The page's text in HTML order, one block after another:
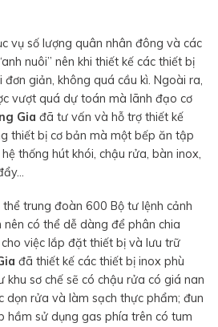
vụ số lượng quân nhân đông và các
nuôi” nên khi thiết kế các thiết bị
giản, không quá cầu kì. Ngoài ra,
vượt quá dự toán mà lãnh đạo cơ
Gia đã tư vấn và hỗ trợ thiết kế
thiết bị cơ bản mà một bếp ăn tập
thống hút khói, chậu rửa, bàn inox,
trung đoàn 600 Bộ tư lệnh cảnh
có thể dễ dàng để phân chia
việc lắp đặt thiết bị và lưu trữ
đã thiết kế các thiết bị inox phù
khu sơ chế sẽ có chậu rửa có giá nan
dọn rửa và làm sạch thực phẩm; đun
hầm sử dụng gas phía trên có tum